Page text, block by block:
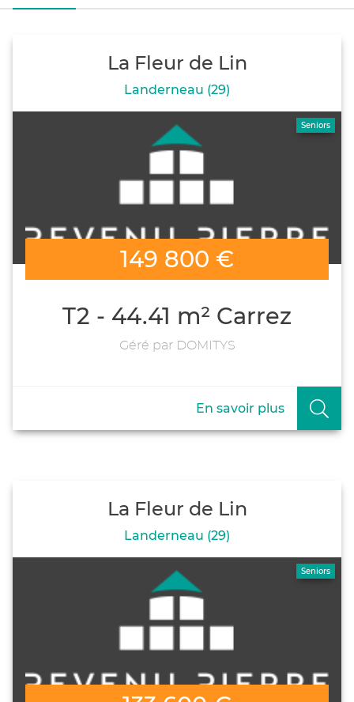
La Fleur de Lin
Landerneau (29)
Seniors
149 800 €
T2 - 44.41 m² Carrez
Géré par DOMITYS
En savoir plus
La Fleur de Lin
Landerneau (29)
Seniors